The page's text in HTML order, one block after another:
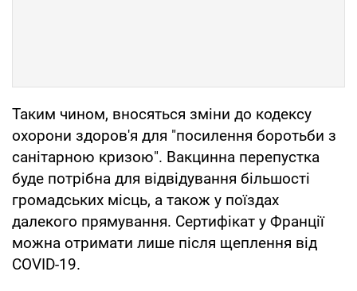
Таким чином, вносяться зміни до кодексу
охорони здоров'я для "посилення боротьби з
санітарною кризою". Вакцинна перепустка
буде потрібна для відвідування більшості
громадських місць, а також у поїздах
далекого прямування. Сертифікат у Франції
можна отримати лише після щеплення від
COVID-19.